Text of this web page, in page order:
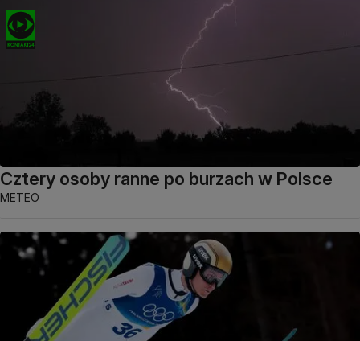
Cztery osoby ranne po burzach w Polsce
METEO